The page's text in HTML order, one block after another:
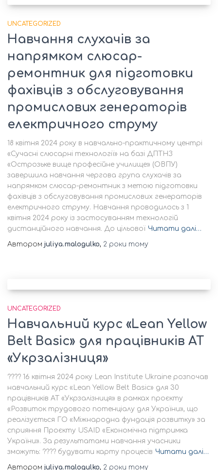
UNCATEGORIZED
Навчання слухачів за
напрямком слюсар-
ремонтник для підготовки
фахівців з обслуговування
промислових генераторів
електричного струму
18 квітня 2024 року в навчально-практичному центрі
«Сучасні слюсарні технології» на базі ДПТНЗ
«Острозьке вище професійне училище» (ОВПУ)
завершила навчання чергова група слухачів за
напрямком слюсар-ремонтник з метою підготовки
фахівців з обслуговування промислових генераторів
електричного струму. Навчання проводилось з 1
квітня 2024 року із застосуванням технологій
дистанційного навчання. До цільової Читати далі…
Автором juliya.malogulko, 2 роки тому
UNCATEGORIZED
Навчальний курс «Lean Yellow
Belt Basic» для працівників АТ
«Укрзалізниця»
???? 16 квітня 2024 року Lean Institute Ukraine розпочав
навчальний курс «Lean Yellow Belt Basic» для 30
працівників АТ «Укрзалізниця» в рамках проєкту
«Розвиток трудового потенціалу для України», що
реалізується ГО «Міжнародна фундація розвитку» за
сприяння Проєкту USAID «Економічна підтримка
України». За результатами навчання учасники
зможуть: ???? будувати карту процесів Читати далі…
Автором juliya.malogulko, 2 роки тому